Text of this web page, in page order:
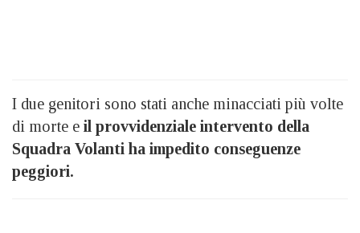
I due genitori sono stati anche minacciati più volte
di morte e il provvidenziale intervento della
Squadra Volanti ha impedito conseguenze
peggiori.